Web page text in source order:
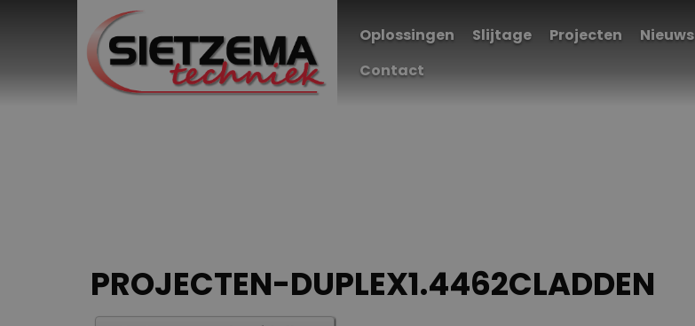
Oplossingen Slijtage Projecten Nieuws
Contact
PROJECTEN-DUPLEX1.4462CLADDEN